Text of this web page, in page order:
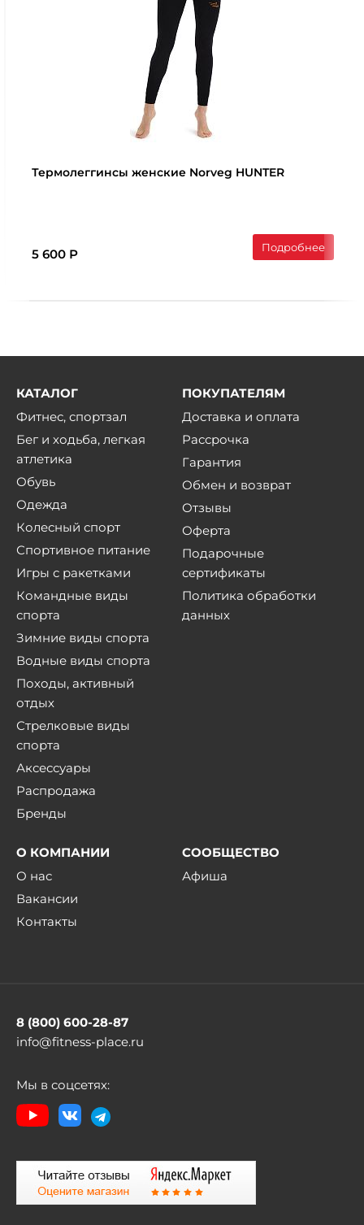
Термолеггинcы женские Norveg HUNTER
5 600 Р Подробнее
КАТАЛОГ
Фитнес, спортзал
Бег и ходьба, легкая
атлетика
Обувь
Одежда
Колесный спорт
Спортивное питание
Игры с ракетками
Командные виды
спорта
Зимние виды спорта
Водные виды спорта
Походы, активный
отдых
Стрелковые виды
спорта
Аксессуары
Распродажа
Бренды
ПОКУПАТЕЛЯМ
Доставка и оплата
Рассрочка
Гарантия
Обмен и возврат
Отзывы
Оферта
Подарочные
сертификаты
Политика обработки
данных
О КОМПАНИИ
О нас
Вакансии
Контакты
СООБЩЕСТВО
Афиша
8 (800) 600-28-87
info@fitness-place.ru
Мы в соцсетях: